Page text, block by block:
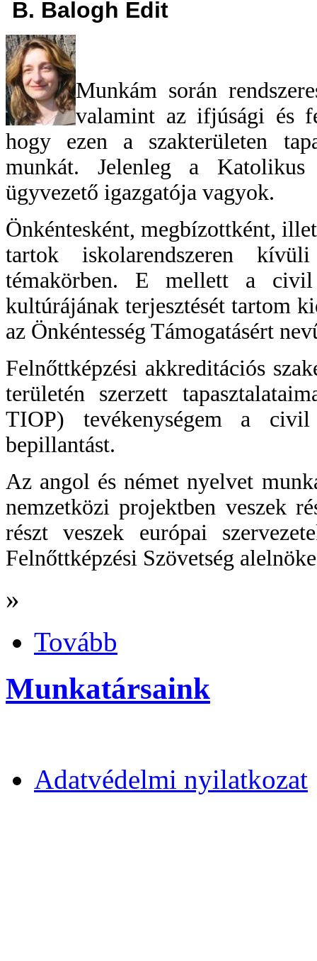
B. Balogh Edit
Munkám során
valamint az ifjúsági és
hogy ezen a szakterületen
munkát. Jelenleg a
ügyvezető igazgatója vagyok.
Önkéntesként, megbízottként,
tartok iskolarendszeren
témakörben. E mellett a civil
kultúrájának terjesztését tartom
az Önkéntesség Támogatásért
Felnőttképzési akkreditációs
területén szerzett
TIOP) tevékenységem a
bepillantást.
Az angol és német nyelvet
nemzetközi projektben veszek
részt veszek európai
Felnőttképzési Szövetség
»
Tovább
Munkatársaink
Adatvédelmi nyilatkozat